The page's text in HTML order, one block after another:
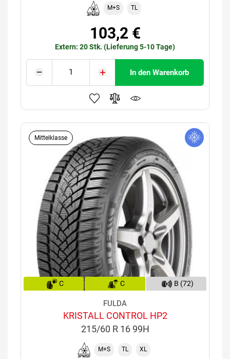
M+S TL
103,2 €
Extern: 20 Stk. (Lieferung 5-10 Tage)
In den Warenkorb
Mittelklasse
C C B (72)
FULDA
KRISTALL CONTROL HP2
215/60 R 16 99H
M+S TL XL